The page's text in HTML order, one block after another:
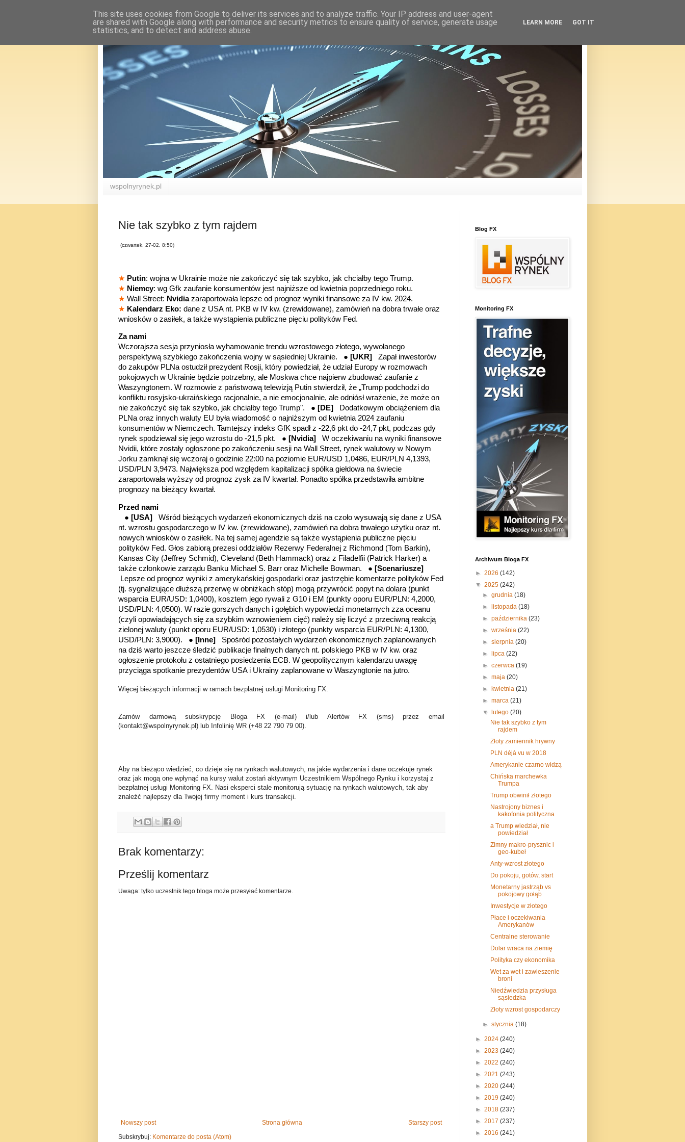
wspolnyrynek.pl
Nie tak szybko z tym rajdem
(czwartek, 27-02, 8:50)
★ Putin: wojna w Ukrainie może nie zakończyć się tak szybko, jak chciałby tego Trump.
★ Niemcy: wg Gfk zaufanie konsumentów jest najniższe od kwietnia poprzedniego roku.
★ Wall Street: Nvidiazaraportowała lepsze od prognoz wyniki finansowe za IV kw. 2024.
★ Kalendarz Eko: dane z USA nt. PKB w IV kw. (zrewidowane), zamówień na dobra trwałe oraz
wniosków o zasiłek, a także wystąpienia publiczne pięciu polityków Fed.
Za nami
Wczorajsza sesja przyniosła wyhamowanie trendu wzrostowego złotego, wywołanego
perspektywą szybkiego zakończenia wojny w sąsiedniej Ukrainie. ● [UKR] Zapał inwestorów
do zakupów PLNa ostudził prezydent Rosji, który powiedział, że udział Europy w rozmowach
pokojowych w Ukrainie będzie potrzebny, ale Moskwa chce najpierw zbudować zaufanie z
Waszyngtonem. W rozmowie z państwową telewizją Putin stwierdził, że „Trump podchodzi do
konfliktu rosyjsko-ukraińskiego racjonalnie, a nie emocjonalnie, ale odniósł wrażenie, że może on
nie zakończyć się tak szybko, jak chciałby tego Trump". ● [DE]
Dodatkowym obciążeniem dla
PLNa oraz innych waluty EU była wiadomość o najniższym od kwietnia 2024 zaufaniu
konsumentów w Niemczech. Tamtejszy indeks GfK spadł z -22,6 pkt do -24,7 pkt, podczas gdy
rynek spodziewał się jego wzrostu do -21,5 pkt. ● [Nvidia] W oczekiwaniu na wyniki finansowe
Nvidii, które zostały ogłoszone po zakończeniu sesji na Wall Street, rynek walutowy w Nowym
Jorku zamknął się wczoraj o godzinie 22:00 na poziomie EUR/USD 1,0486, EUR/PLN 4,1393,
USD/PLN 3,9473. Największa pod względem kapitalizacji spółka giełdowa na świecie
zaraportowała wyższy od prognoz zysk za IV kwartał. Ponadto spółka przedstawiła ambitne
prognozy na bieżący kwartał.
Przed nami
● [USA]
Wśród bieżących wydarzeń ekonomicznych dziś na czoło wysuwają się dane z USA
nt. wzrostu gospodarczego w IV kw. (zrewidowane), zamówień na dobra trwałego użytku oraz nt.
nowych wniosków o zasiłek. Na tej samej agendzie są także wystąpienia publiczne pięciu
polityków Fed. Głos zabiorą prezesi oddziałów Rezerwy Federalnej z Richmond (Tom Barkin),
Kansas City (Jeffrey Schmid), Cleveland (Beth Hammack) oraz z Filadelfii (Patrick Harker) a
także członkowie zarządu Banku Michael S. Barr oraz Michelle Bowman. ● [Scenariusze]
Lepsze od prognoz wyniki z amerykańskiej gospodarki oraz jastrzębie komentarze polityków Fed
(tj. sygnalizujące dłuższą przerwę w obniżkach stóp) mogą przywrócić popyt na dolara (punkt
wsparcia EUR/USD: 1,0400), kosztem jego rywali z G10 i EM (punkty oporu EUR/PLN: 4,2000,
USD/PLN: 4,0500). W razie gorszych danych i gołębich wypowiedzi monetarnych zza oceanu
(czyli opowiadających się za szybkim wznowieniem cięć) należy się liczyć z przeciwną reakcją
zielonej waluty (punkt oporu EUR/USD: 1,0530) i złotego (punkty wsparcia EUR/PLN: 4,1300,
USD/PLN: 3,9000). ● [Inne] Spośród pozostałych wydarzeń ekonomicznych zaplanowanych
na dziś warto jeszcze śledzić publikacje finalnych danych nt. polskiego PKB w IV kw. oraz
ogłoszenie protokołu z ostatniego posiedzenia ECB. W geopolitycznym kalendarzu uwagę
przyciąga spotkanie prezydentów USA i Ukrainy zaplanowane w Waszyngtonie na jutro.
Więcej bieżących informacji w ramach bezpłatnej usługi Monitoring FX.
Zamów darmową subskrypcję Bloga FX (e-mail) i/lub Alertów FX (sms) przez email
(kontakt@wspolnyrynek.pl) lub Infolinię WR (+48 22 790 79 00).
Aby na bieżąco wiedzieć, co dzieje się na rynkach walutowych, na jakie wydarzenia i dane oczekuje rynek
oraz jak mogą one wpłynąć na kursy walut zostań aktywnym Uczestnikiem Wspólnego Rynku i korzystaj z
bezpłatnej usługi Monitoring FX. Nasi eksperci stale monitorują sytuację na rynkach walutowych, tak aby
znaleźć najlepszy dla Twojej firmy moment i kurs transakcji.
Brak komentarzy:
Prześlij komentarz
Uwaga: tylko uczestnik tego bloga może przesyłać komentarze.
Nowszy post Starszy post
Strona główna
Subskrybuj: Komentarze do posta (Atom)
Blog FX
Monitoring FX
Archiwum Bloga FX
► 2026 (142)
▼ 2025 (242)
►grudnia(18)
►listopada(18)
►października(23)
►września(22)
►sierpnia(20)
►lipca(22)
►czerwca(19)
►maja(20)
►kwietnia(21)
►marca(21)
▼lutego(20)
Nie tak szybko z tym
rajdem
Złoty zamiennik hrywny
PLN déjà vu w 2018
Amerykanie czarno widzą
Chińska marchewka
Trumpa
Trump obwinił złotego
Nastrojony biznes i
kakofonia polityczna
a Trump wiedział, nie
powiedział
Zimny makro-prysznic i
geo-kubeł
Anty-wzrost złotego
Do pokoju, gotów, start
Monetarny jastrząb vs
pokojowy gołąb
Inwestycje w złotego
Płace i oczekiwania
Amerykanów
Centralne sterowanie
Dolar wraca na ziemię
Polityka czy ekonomika
Wet za wet i zawieszenie
broni
Niedźwiedzia przysługa
sąsiedzka
Złoty wzrost gospodarczy
►stycznia(18)
► 2024 (240)
► 2023 (240)
► 2022 (240)
► 2021 (243)
► 2020 (244)
► 2019 (240)
► 2018 (237)
► 2017 (237)
► 2016 (241)
This site uses cookies from Google to deliver its services and to analyze traffic. Your IP address and user-agent
are shared with Google along with performance and security metrics to ensure quality of service, generate usage
statistics, and to detect and address abuse.
LEARN MORE GOT IT